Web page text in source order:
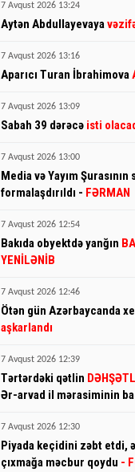
7 Avqust 2026 13:24
Aytən Abdullayevaya
7 Avqust 2026 13:16
Aparıcı Turan İbrahimova
7 Avqust 2026 13:09
Sabah 39 dərəcə isti
7 Avqust 2026 13:00
Media və Yayım
formalaşdırıldı - FƏRMAN
7 Avqust 2026 12:54
Bakıda obyektdə yanğın
YENİLƏNİB
7 Avqust 2026 12:46
Ötən gün Azərbaycanda
aşkarlandı
7 Avqust 2026 12:39
Tərtərdəki qətlin
Ər-arvad il mərasiminin
7 Avqust 2026 12:30
Piyada keçidini zəbt etdi,
çıxmağa məcbur qoydu -